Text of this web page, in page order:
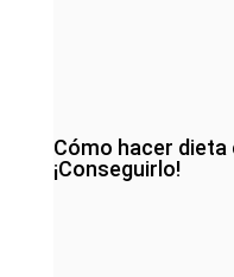
Cómo hacer dieta
¡Conseguirlo!